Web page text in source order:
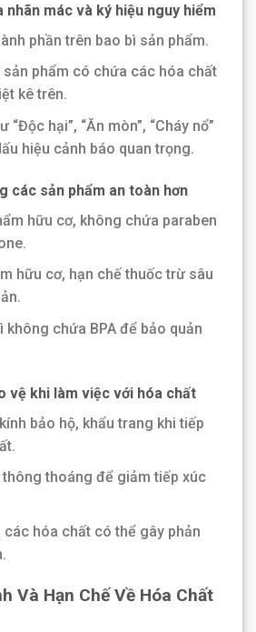
nhãn mác và ký hiệu nguy hiểm
phần trên bao bì sản phẩm.
phẩm có chứa các hóa chất
kê trên.
“Độc hại”, “Ăn mòn”, “Cháy nổ”
hiệu cảnh báo quan trọng.
các sản phẩm an toàn hơn
hữu cơ, không chứa paraben
hữu cơ, hạn chế thuốc trừ sâu
không chứa BPA để bảo quản
vệ khi làm việc với hóa chất
bảo hộ, khẩu trang khi tiếp
thông thoáng để giảm tiếp xúc
các hóa chất có thể gây phản
Và Hạn Chế Về Hóa Chất